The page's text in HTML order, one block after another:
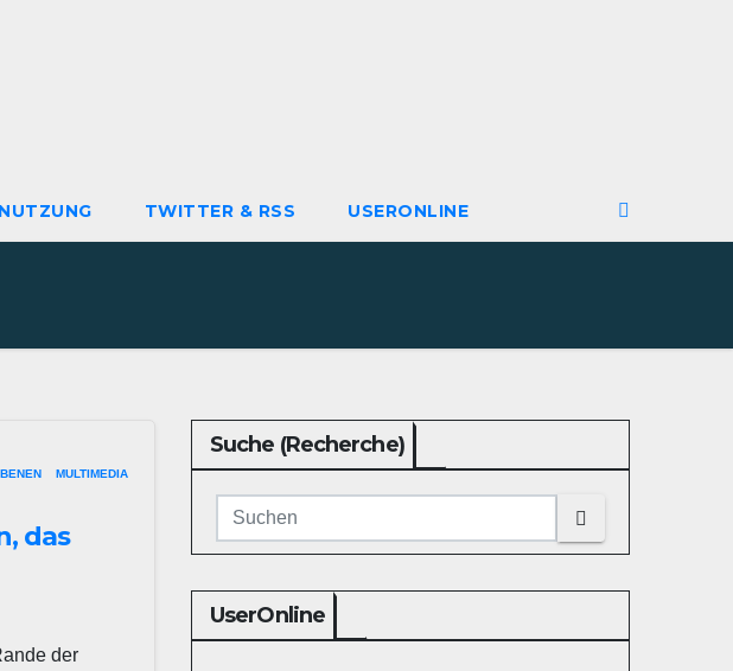
NUTZUNG TWITTER & RSS USERONLINE
MULTIMEDIA
das
der
Suche (Recherche)
UserOnline